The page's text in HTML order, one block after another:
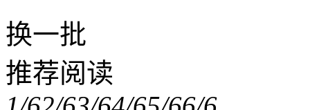
换一批
推荐阅读